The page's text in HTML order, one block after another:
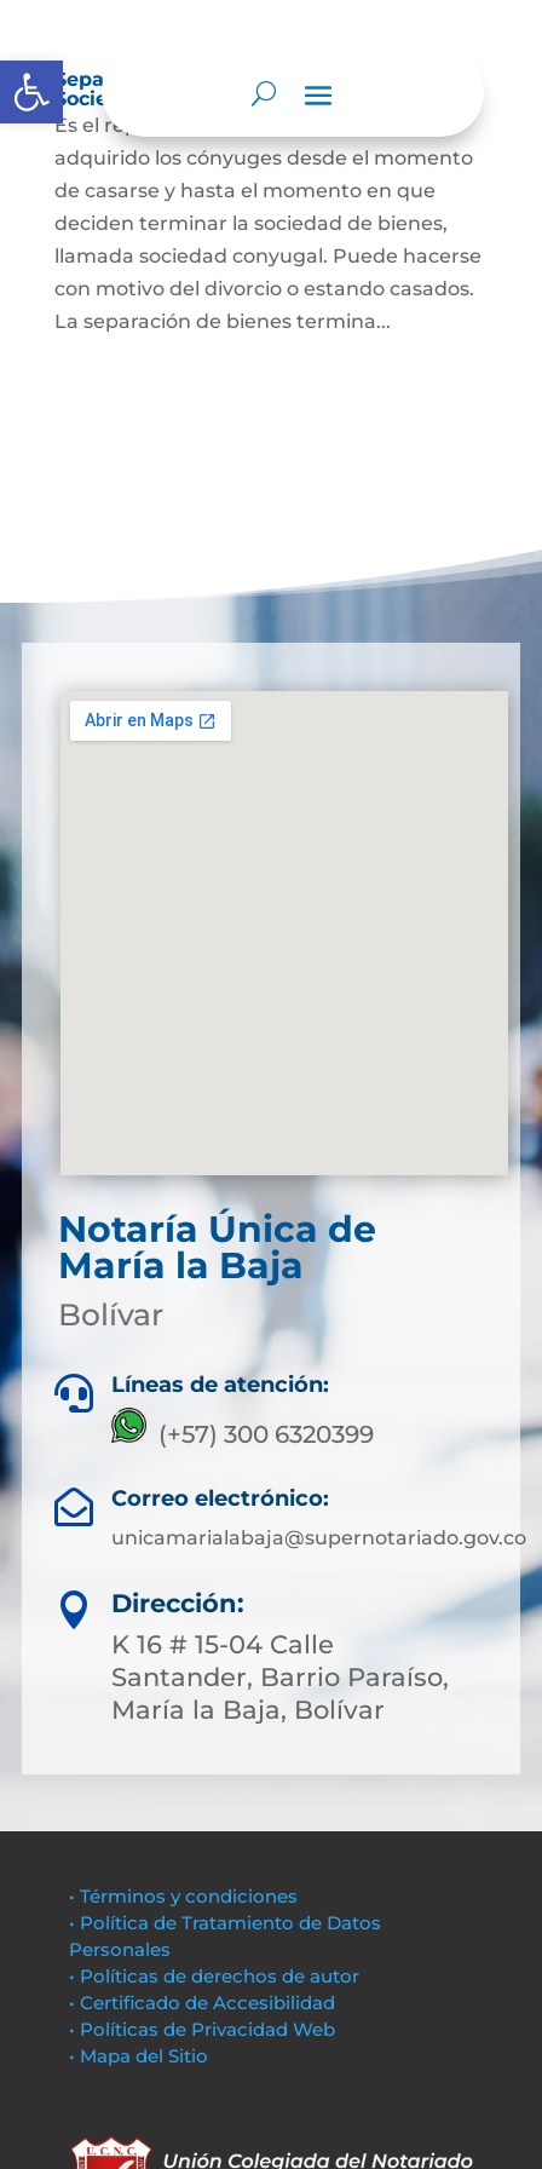
Abrir barra de herramientas
Separación de Bienes o Liquidación de
Sociedad Conyugal
Es el reparto de los bienes que han
adquirido los cónyuges desde el momento
de casarse y hasta el momento en que
deciden terminar la sociedad de bienes,
llamada sociedad conyugal. Puede hacerse
con motivo del divorcio o estando casados.
La separación de bienes termina...
Notaría Única de
María la Baja
Bolívar
 Líneas de atención:
(+57) 300 6320399
 Correo electrónico:
unicamarialabaja@supernotariado.gov.co

Dirección:
K 16 # 15-04 Calle
Santander, Barrio Paraíso,
María la Baja, Bolívar
• Términos y condiciones
• Política de Tratamiento de Datos
Personales
• Políticas de derechos de autor
• Certificado de Accesibilidad
• Políticas de Privacidad Web
• Mapa del Sitio